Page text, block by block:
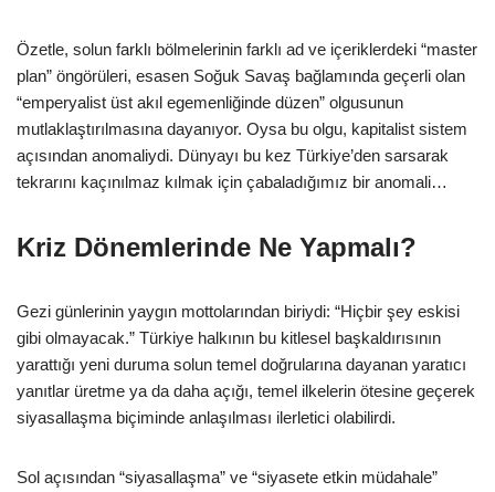
Özetle, solun farklı bölmelerinin farklı ad ve içeriklerdeki “master
plan” öngörüleri, esasen Soğuk Savaş bağlamında geçerli olan
“emperyalist üst akıl egemenliğinde düzen” olgusunun
mutlaklaştırılmasına dayanıyor. Oysa bu olgu, kapitalist sistem
açısından anomaliydi. Dünyayı bu kez Türkiye’den sarsarak
tekrarını kaçınılmaz kılmak için çabaladığımız bir anomali…
Kriz Dönemlerinde Ne Yapmalı?
Gezi günlerinin yaygın mottolarından biriydi: “Hiçbir şey eskisi
gibi olmayacak.” Türkiye halkının bu kitlesel başkaldırısının
yarattığı yeni duruma solun temel doğrularına dayanan yaratıcı
yanıtlar üretme ya da daha açığı, temel ilkelerin ötesine geçerek
siyasallaşma biçiminde anlaşılması ilerletici olabilirdi.
Sol açısından “siyasallaşma” ve “siyasete etkin müdahale”